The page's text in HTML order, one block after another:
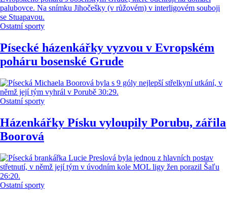
Ostatní sporty
Písecké házenkářky vyzvou v Evropském
poháru bosenské Grude
Ostatní sporty
Házenkářky Písku vyloupily Porubu, zářila
Boorová
Ostatní sporty